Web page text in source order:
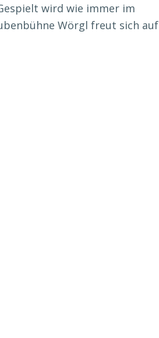
wird wie immer im
Wörgl freut sich auf